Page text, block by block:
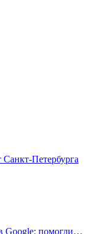
Петербурга
Google: помогли…